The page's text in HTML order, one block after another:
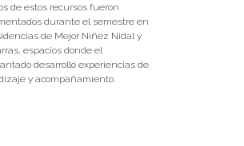
de estos recursos fueron
durante el semestre en
de Mejor Niñez Nidal y
espacios donde el
desarrolló experiencias de
y acompañamiento.